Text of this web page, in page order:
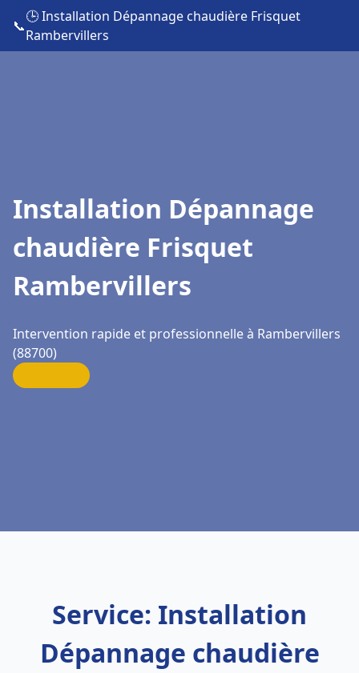
📞
🕒 Installation Dépannage chaudière Frisquet
Rambervillers
Installation Dépannage
chaudière Frisquet
Rambervillers
Intervention rapide et professionnelle à Rambervillers
(88700)
Service: Installation
Dépannage chaudière